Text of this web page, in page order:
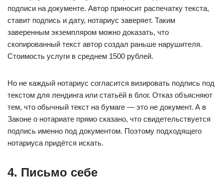
подписи на документе. Автор приносит распечатку текста,
ставит подпись и дату, нотариус заверяет. Таким
заверенным экземпляром можно доказать, что
скопированный текст автор создал раньше нарушителя.
Стоимость услуги в среднем 1500 рублей.
Но не каждый нотариус согласится визировать подпись под
текстом для лендинга или статьёй в блог. Отказ объясняют
тем, что обычный текст на бумаге — это не документ. А в
Законе о нотариате прямо сказано, что свидетельствуется
подпись именно под документом. Поэтому подходящего
нотариуса придётся искать.
4. Письмо себе